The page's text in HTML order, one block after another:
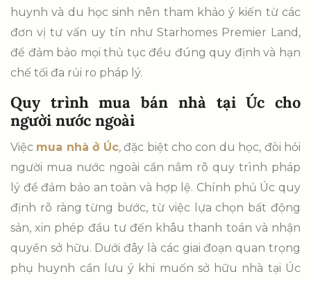
huynh và du học sinh nên tham khảo ý kiến từ các
đơn vị tư vấn uy tín như Starhomes Premier Land,
để đảm bảo mọi thủ tục đều đúng quy định và hạn
chế tối đa rủi ro pháp lý.
Quy trình mua bán nhà tại Úc cho
người nước ngoài
Việc mua nhà ở Úc, đặc biệt cho con du học, đòi hỏi
người mua nước ngoài cần nắm rõ quy trình pháp
lý để đảm bảo an toàn và hợp lệ. Chính phủ Úc quy
định rõ ràng từng bước, từ việc lựa chọn bất động
sản, xin phép đầu tư đến khâu thanh toán và nhận
quyền sở hữu. Dưới đây là các giai đoạn quan trọng
phụ huynh cần lưu ý khi muốn sở hữu nhà tại Úc